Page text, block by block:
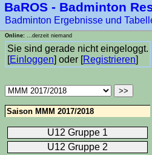
BaROS - Badminton
Badminton Ergebnisse und
Saison MMM 2017/2018
U12 Gruppe 1
U12 Gruppe 2
Online: ...derzeit niemand
Sie sind gerade nicht eingeloggt.
[Einloggen] oder [Registrieren]